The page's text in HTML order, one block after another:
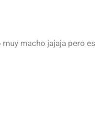
macho jajaja pero